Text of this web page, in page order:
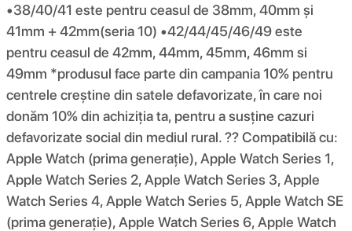
•38/40/41 este pentru ceasul de 38mm, 40mm și
41mm + 42mm(seria 10) •42/44/45/46/49 este
pentru ceasul de 42mm, 44mm, 45mm, 46mm si
49mm *produsul face parte din campania 10% pentru
centrele creștine din satele defavorizate, în care noi
donăm 10% din achiziția ta, pentru a susține cazuri
defavorizate social din mediul rural. ?? Compatibilă cu:
Apple Watch (prima generație), Apple Watch Series 1,
Apple Watch Series 2, Apple Watch Series 3, Apple
Watch Series 4, Apple Watch Series 5, Apple Watch SE
(prima generație), Apple Watch Series 6, Apple Watch